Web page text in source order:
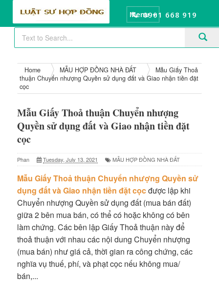
Menu0901 668 919
Home MẪU HỢP ĐỒNG NHÀ ĐẤT
Mẫu Giấy Thoả
thuận Chuyển nhượng Quyền sử dụng đất và Giao nhận tiền đặt
cọc
Mẫu Giấy Thoả thuận Chuyển nhượng
Quyền sử dụng đất và Giao nhận tiền đặt
cọc
Phan Tuesday, July 13, 2021 MẪU HỢP ĐỒNG NHÀ ĐẤT
Mẫu Giấy Thoả thuận Chuyển nhượng Quyền sử
dụng đất và Giao nhận tiền đặt cọcđược lập khi
Chuyển nhượng Quyền sử dụng đất (mua bán đất)
giữa 2 bên mua bán, có thể có hoặc không có bên
làm chứng. Các bên lập Giấy Thoả thuận này để
thoả thuận với nhau các nội dung Chuyển nhượng
(mua bán) như giá cả, thời gian ra công chứng, các
nghĩa vụ thuế, phí, và phạt cọc nếu không mua/
bán,...